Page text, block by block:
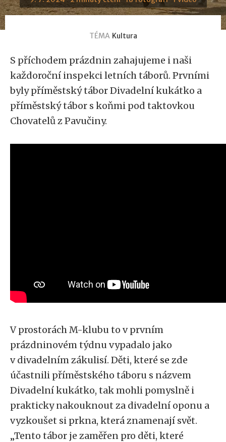
TÉMA Kultura
S příchodem prázdnin zahajujeme i naši
každoroční inspekci letních táborů. Prvními
byly příměstský tábor Divadelní kukátko a
příměstský tábor s koňmi pod taktovkou
Chovatelů z Pavučiny.
V prostorách M-klubu to v prvním
prázdninovém týdnu vypadalo jako
v divadelním zákulisí. Děti, které se zde
účastnili příměstského táboru s názvem
Divadelní kukátko, tak mohli pomyslně i
prakticky nakouknout za divadelní oponu a
vyzkoušet si prkna, která znamenají svět.
„Tento tábor je zaměřen pro děti, které